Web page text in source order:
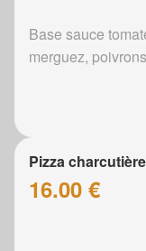
Base sauce
merguez,
Pizza charcutière
16.00 €